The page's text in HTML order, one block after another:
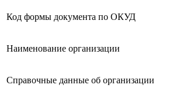
Код формы документа по ОКУД
Наименование организации
Справочные данные об организации